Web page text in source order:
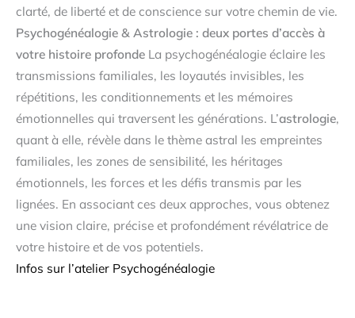
clarté, de liberté et de conscience sur votre chemin de vie.
Psychogénéalogie & Astrologie : deux portes d’accès à
votre histoire profonde La psychogénéalogie éclaire les
transmissions familiales, les loyautés invisibles, les
répétitions, les conditionnements et les mémoires
émotionnelles qui traversent les générations. L’astrologie,
quant à elle, révèle dans le thème astral les empreintes
familiales, les zones de sensibilité, les héritages
émotionnels, les forces et les défis transmis par les
lignées. En associant ces deux approches, vous obtenez
une vision claire, précise et profondément révélatrice de
votre histoire et de vos potentiels.
Infos sur l’atelier Psychogénéalogie